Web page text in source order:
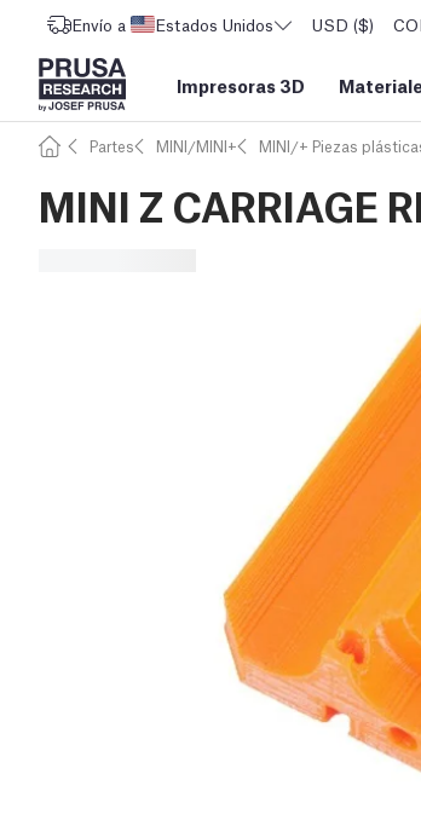
Envío a Estados Unidos USD ($)
Impresoras 3D
Partes MINI/MINI+ MINI/+ Piezas
MINI Z CARRIAGE